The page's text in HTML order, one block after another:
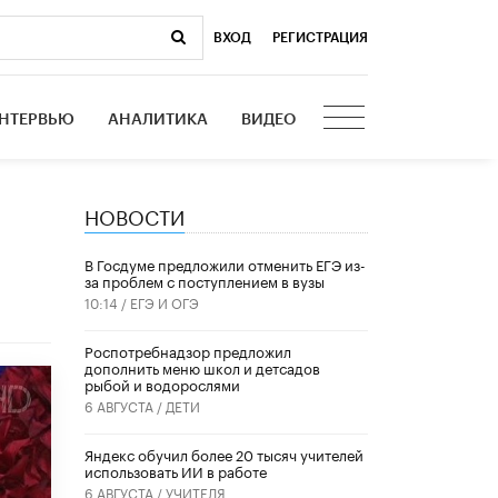
ВХОД РЕГИСТРАЦИЯ
АНАЛИТИКА ВИДЕО
НОВОСТИ
В Госдуме предложили отменить ЕГЭ из-
за проблем с поступлением в вузы
10:14 / ЕГЭ И ОГЭ
Роспотребнадзор предложил
дополнить меню школ и детсадов
рыбой и водорослями
6 АВГУСТА / ДЕТИ
​Яндекс обучил более 20 тысяч учителей
использовать ИИ в работе
6 АВГУСТА /УЧИТЕЛЯ